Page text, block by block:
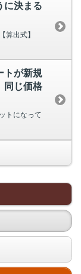
に決まる
算出式】
トが新規
同じ価格
トになって